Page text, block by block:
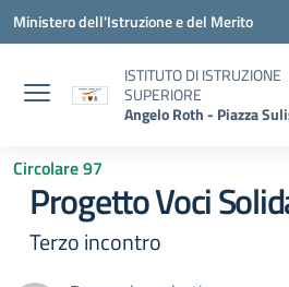
Vai ai contenuti
Vai al menu di navigazione
Vai al footer
Ministero dell'Istruzione e del Merito
ISTITUTO DI ISTRUZIONE
SUPERIORE
Angelo Roth - Piazza
Circolare 97
Progetto Voci
Terzo incontro